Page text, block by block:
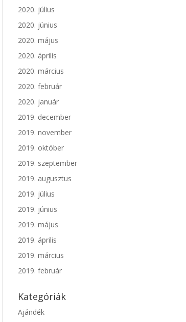
2020. július
2020. június
2020. május
2020. április
2020. március
2020. február
2020. január
2019. december
2019. november
2019. október
2019. szeptember
2019. augusztus
2019. július
2019. június
2019. május
2019. április
2019. március
2019. február
Kategóriák
Ajándék